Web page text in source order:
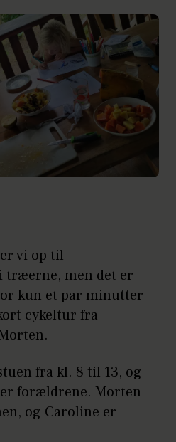
vi op til
træerne, men det er
kun et par minutter
cykeltur fra
fra kl. 8 til 13, og
forældrene. Morten
og Caroline er